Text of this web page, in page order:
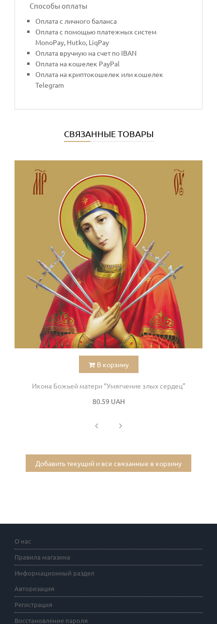
Способы оплаты
Оплата с личного баланса
Оплата с помощью платежных систем
MonoPay, Hutko, LiqPay
Оплата вручную на счет по IBAN
Оплата на кошелек PayPal
Оплата на криптокошелек или кошелек
Telegram
СВЯЗАННЫЕ ТОВАРЫ
В корзину
Икона Божьей матери “Умягчение злых сердец”
80.59 UAH
Добавить текущий и все связанные в корзину
О нас
Правила магазина
Информационный раздел
Авторизация
Регистрация
Восстановление пароля